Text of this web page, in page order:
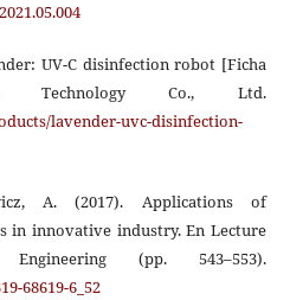
UV-C disinfection robot [Ficha
Technology Co., Ltd.
lavender-uvc-disinfection-
A. (2017). Applications of
in innovative industry. En Lecture
(pp. 543–553).
68619-6_52